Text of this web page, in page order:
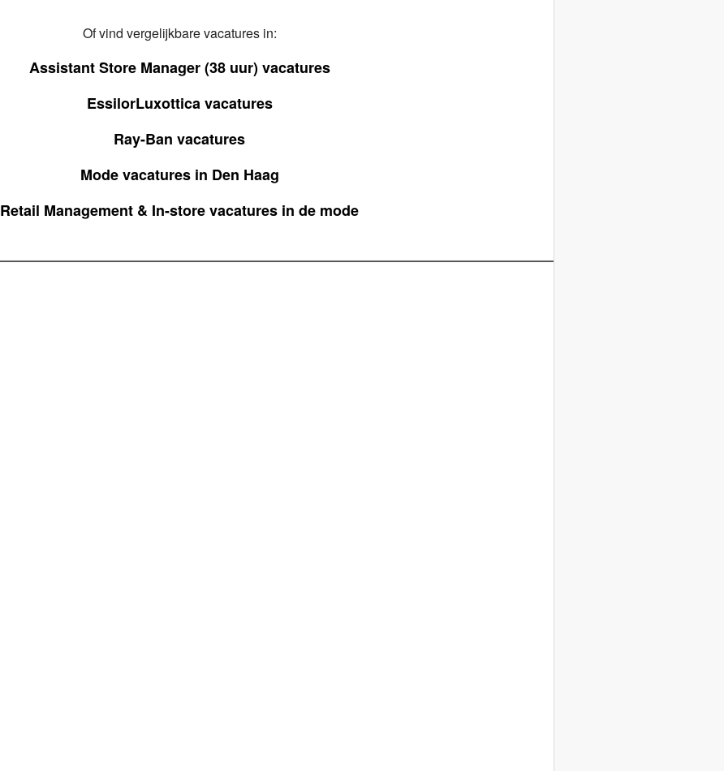
Of vind vergelijkbare vacatures in:
Assistant Store Manager (38 uur) vacatures
EssilorLuxottica vacatures
Ray-Ban vacatures
Mode vacatures in Den Haag
Retail Management & In-store vacatures in de mode